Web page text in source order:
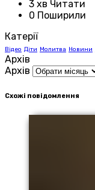
3 хв Читати
0 Поширили
Катерії
Відео Діти Молитва Новини
Архів
Архів
Схожі повідомлення